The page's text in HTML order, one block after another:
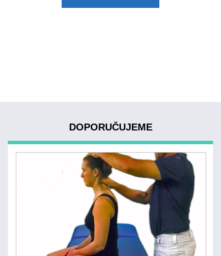
DOPORUČUJEME